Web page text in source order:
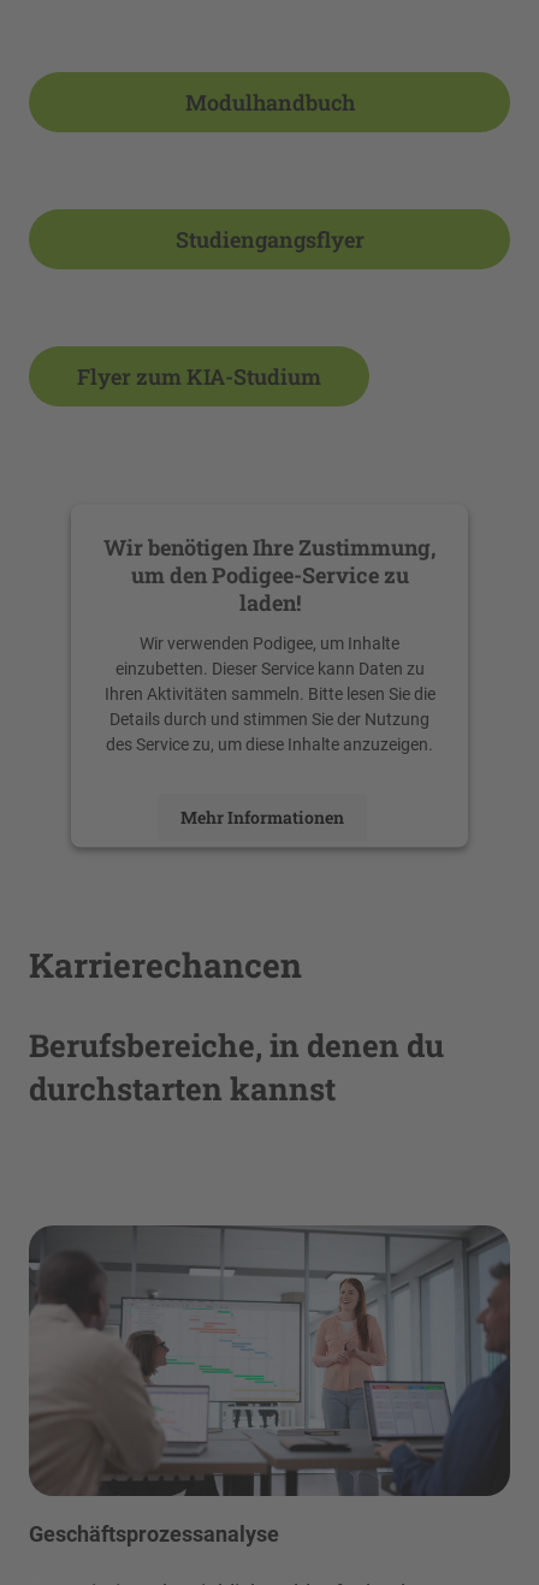
Modulhandbuch
Studiengangsflyer
Flyer zum KIA-Studium
Wir benötigen Ihre Zustimmung,
um den Podigee-Service zu
laden!
Wir verwenden Podigee, um Inhalte
einzubetten. Dieser Service kann Daten zu
Ihren Aktivitäten sammeln. Bitte lesen Sie die
Details durch und stimmen Sie der Nutzung
des Service zu, um diese Inhalte anzuzeigen.
Mehr Informationen
Management Platform
Karrierechancen
Berufsbereiche, in denen du
durchstarten kannst
Geschäftsprozessanalyse